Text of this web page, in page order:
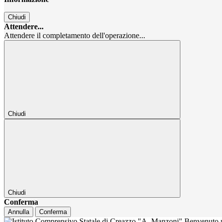
Chiudi
Attendere...
Attendere il completamento dell'operazione...
Chiudi
Chiudi
Conferma
Annulla Conferma